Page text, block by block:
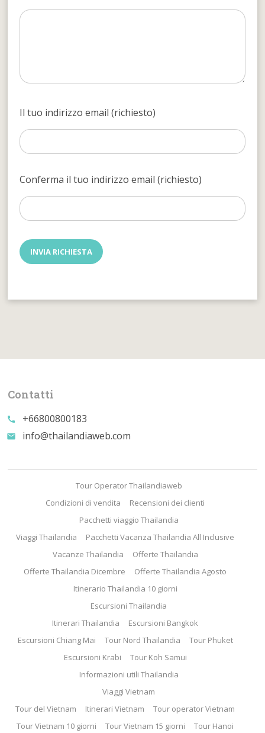
Il tuo indirizzo email (richiesto)
Conferma il tuo indirizzo email (richiesto)
Contatti
call +66800800183
email info@thailandiaweb.com
Tour Operator Thailandiaweb
Condizioni di vendita
Recensioni dei clienti
Pacchetti viaggio Thailandia
Viaggi Thailandia
Pacchetti Vacanza Thailandia All Inclusive
Vacanze Thailandia
Offerte Thailandia
Offerte Thailandia Dicembre
Offerte Thailandia Agosto
Itinerario Thailandia 10 giorni
Escursioni Thailandia
Itinerari Thailandia
Escursioni Bangkok
Escursioni Chiang Mai
Tour Nord Thailandia
Tour Phuket
Escursioni Krabi
Tour Koh Samui
Informazioni utili Thailandia
Viaggi Vietnam
Tour del Vietnam
Itinerari Vietnam
Tour operator Vietnam
Tour Vietnam 10 giorni
Tour Vietnam 15 giorni Tour Hanoi